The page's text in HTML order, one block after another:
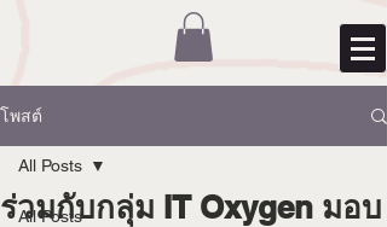
โพสต์
All Posts
All Posts
ร่วมกับกลุ่ม IT Oxygen มอบ